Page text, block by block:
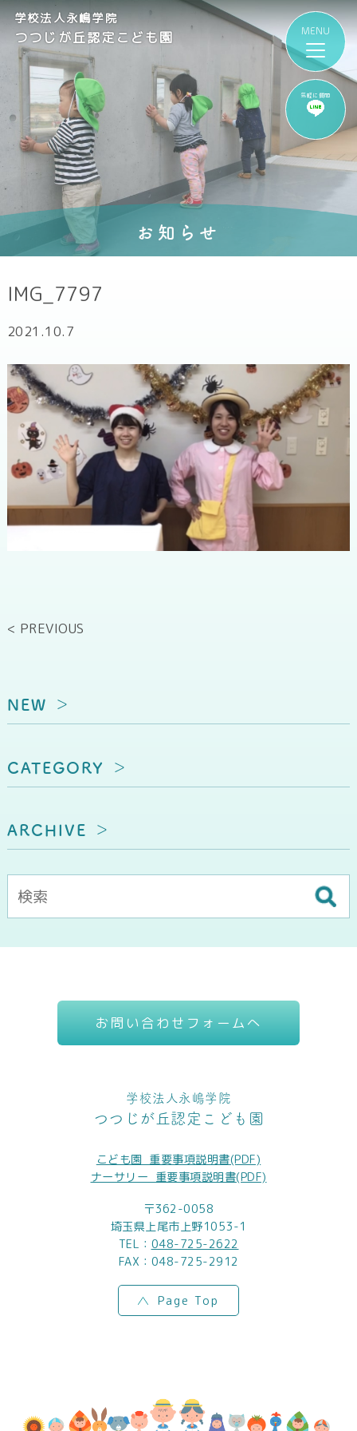
気軽に質問
学校法人永嶋学院
つつじが丘認定こども園
お知らせ
IMG_7797
2021.10.7
< PREVIOUS
NEW
CATEGORY
ARCHIVE
お問い合わせフォームへ
学校法人永嶋学院
つつじが丘認定こども園
こども園_重要事項説明書(PDF)
ナーサリー_重要事項説明書(PDF)
〒362-0058
埼玉県上尾市上野1053-1
TEL： 048-725-2622
FAX：048-725-2912
Page Top